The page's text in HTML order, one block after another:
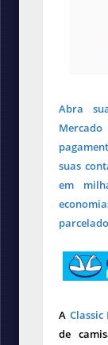
Abra
Mercado
suas
em
A
de